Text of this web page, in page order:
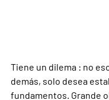
Tiene un dilema : no
demás, solo desea
fundamentos. Grande